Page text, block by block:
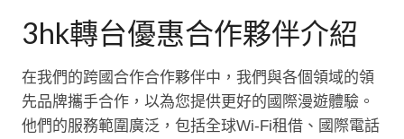
3hk轉台優惠合作夥伴介紹
在我們的跨國合作合作夥伴中，我們與各個領域的領
先品牌攜手合作，以為您提供更好的國際漫遊體驗。
他們的服務範圍廣泛，包括全球Wi-Fi租借、國際電話